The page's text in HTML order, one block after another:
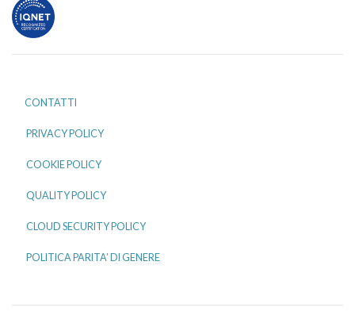
CONTATTI
PRIVACY POLICY
COOKIE POLICY
QUALITY POLICY
CLOUD SECURITY POLICY
POLITICA PARITA’ DI GENERE